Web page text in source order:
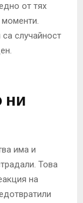
от тях
моменти.
случайност
ни
има и
Това
на